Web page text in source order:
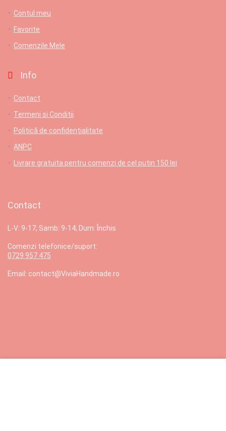
Contul meu
Favorite
Comenzile Mele
Info
Contact
Termeni si Conditii
Politică de confidențialitate
ANPC
Livrare gratuita pentru comenzi de cel putin 150 lei
Contact
L-V: 9-17; Samb: 9-14; Dum: Închis
Comenzi telefonice/suport:
0729 957 475
Email: contact@ViviaHandmade.ro